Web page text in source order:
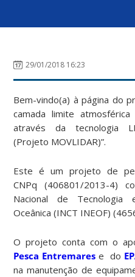
29/01/2018 16:23
Bem-vindo(a) à página do
camada limite atmosférica
através da tecnologia
(Projeto MOVLIDAR)”.
Este é um projeto de
CNPq (406801/2013-4)
Nacional de Tecnologia
Oceânica (INCT INEOF)
O projeto conta com o
Pesca Entremares e do
na manutenção de